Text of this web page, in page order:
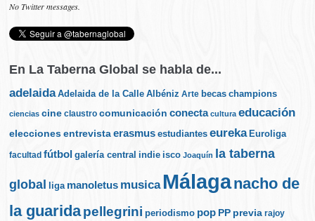
No Twitter messages.
En La Taberna Global se habla de...
adelaida Adelaida de la Calle Albéniz Arte becas champions
ciencias cine claustro comunicación conecta cultura educación
elecciones entrevista erasmus estudiantes eureka Euroliga
facultad fútbol galería central indie isco Joaquín la taberna
global liga manoletus musica Málaganacho de
la guaridapellegrini periodismo pop PP previa rajoy